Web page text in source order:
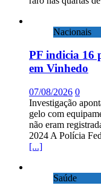
Nacionais
PF indicia 16
em Vinhedo
07/08/2026 0
Investigação
gelo com
não eram
2024 A Polícia
[...]
Saúde